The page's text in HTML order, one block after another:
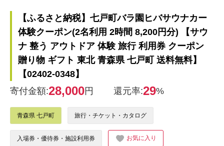
【ふるさと納税】七戸町バラ園ヒバサウナカー
体験クーポン(2名利用 2時間 8,200円分) 【サウ
ナ 整う アウトドア 体験 旅行 利用券 クーポン
贈り物 ギフト 東北 青森県 七戸町 送料無料】
【02402-0348】
寄付金額:28,000円 還元率:29%
青森県 七戸町 旅行・チケット・カタログ
入場券・優待券・施設利用券 お気に入り